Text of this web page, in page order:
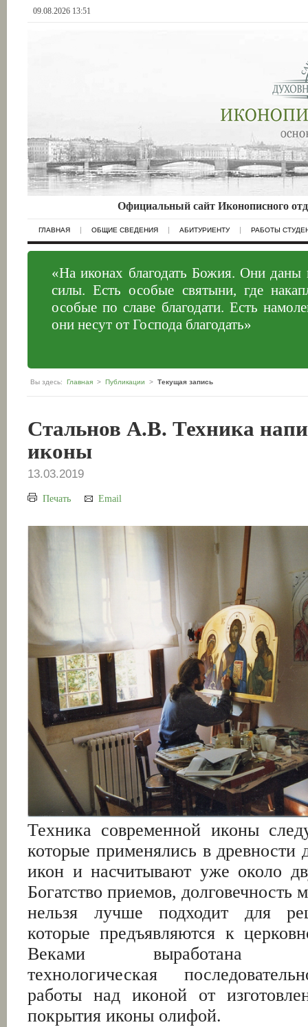
09.08.2026 13:51
Официальный сайт Иконописного
ГЛАВНАЯ ОБЩИЕ СВЕДЕНИЯ АБИТУРИЕНТУ РАБОТЫ
«На иконах благодать Божия. Они
силы. Есть особые святыни, где
особые по славе благодати. Есть
они несут от Господа благодать»
Вы здесь: Главная > Публикации > Текущая запись
Стальнов А.В. Техника
иконы
13.03.2019
Печать Email
Техника современной иконы
которые применялись в древности
икон и насчитывают уже около
Богатство приемов, долговечность
нельзя лучше подходит для
которые предъявляются к
Веками выработана
технологическая
работы над иконой от
покрытия иконы олифой.